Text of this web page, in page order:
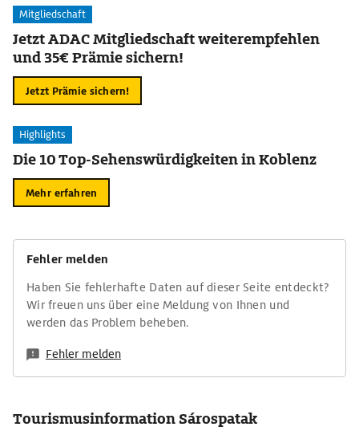
Mitgliedschaft
Jetzt ADAC Mitgliedschaft weiterempfehlen
und 35€ Prämie sichern!
Jetzt Prämie sichern!
Highlights
Die 10 Top-Sehenswürdigkeiten in Koblenz
Mehr erfahren
Fehler melden
Haben Sie fehlerhafte Daten auf dieser Seite entdeckt?
Wir freuen uns über eine Meldung von Ihnen und
werden das Problem beheben.
Fehler melden
Tourismusinformation Sárospatak